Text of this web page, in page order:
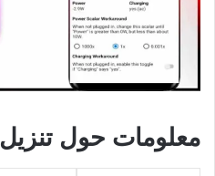
معلومات حول تنزيل Wattz 2025